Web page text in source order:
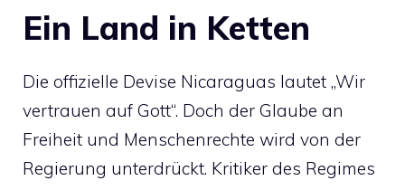
Ein Land in Ketten
Die offizielle Devise Nicaraguas lautet „Wir
vertrauen auf Gott“. Doch der Glaube an
Freiheit und Menschenrechte wird von der
Regierung unterdrückt. Kritiker des Regimes